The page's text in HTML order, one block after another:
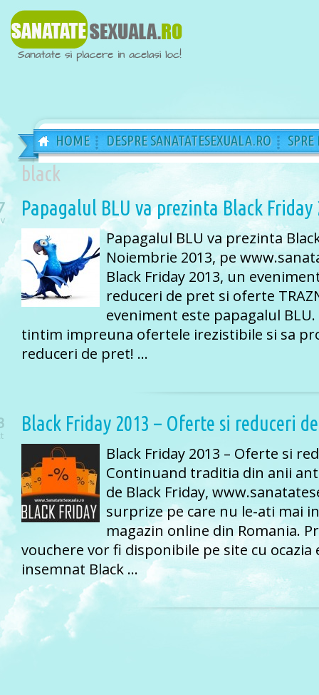
HOME DESPRE SANATATESEXUALA.RO
black
Papagalul BLU va prezinta Black Friday
Papagalul BLU va prezinta
Noiembrie 2013, pe
Black Friday 2013, un
reduceri de pret si oferte
eveniment este papagalul
tintim impreuna ofertele irezistibile si sa
reduceri de pret! …
Black Friday 2013 – Oferte si reduceri
Black Friday 2013 – Oferte si
Continuand traditia din anii
de Black Friday,
surprize pe care nu le-ati mai
magazin online din Romania.
vouchere vor fi disponibile pe site cu ocazia
insemnat Black …